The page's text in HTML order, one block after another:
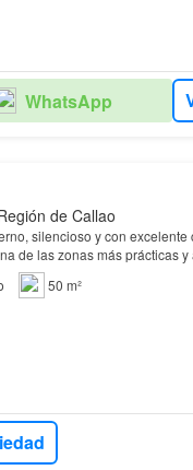
WhatsApp
de Callao
silencioso y con
de las zonas más prácticas
50 m²